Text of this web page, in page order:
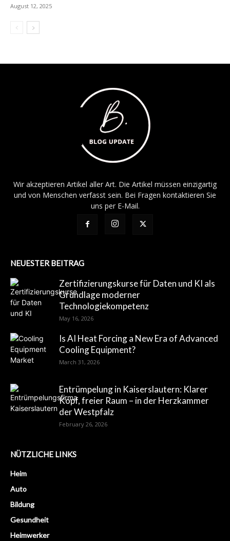
August 12, 2025
Wir akzeptieren Artikel aller Art. Die Artikel müssen einzigartig
und von Menschen verfasst sein. Bei Fragen kontaktieren Sie
uns per E-Mail.
NEUESTER BEITRAG
Zertifizierungskurse für Daten und KI als
Grundlage moderner
Technologiekompetenz
May 16, 2026
Is AI Heat Forcing a New Era of Advanced
Cooling Equipment?
March 31, 2026
Entrümpelung in Kaiserslautern: Klarer
Kopf, freier Raum – in der Herzkammer
der Westpfalz
February 26, 2026
NÜTZLICHE LINKS
Heim
Auto
Bildung
Gesundheit
Heimwerker